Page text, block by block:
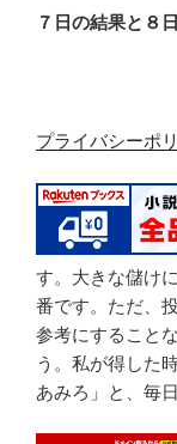
ゲ
ン
稿
の
７日の結果と８
プライバシーポ
す。大きな儲け
番です。ただ、
参考にすること
う。私が得した
あみろ」と、毎